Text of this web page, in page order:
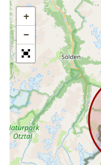
+
−